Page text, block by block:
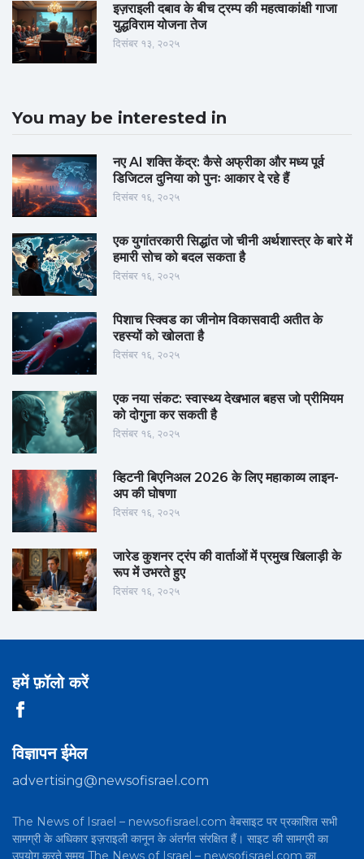
इज़राइली दबाव के बीच ट्रम्प की महत्वाकांक्षी गाजा
युद्धविराम योजना तेज
दिसंबर १३, २०२५
You may be interested in
नए AI शक्ति केंद्र: कैसे अफ्रीका और मध्य पूर्व
डिजिटल दुनिया को पुनः आकार दे रहे हैं
दिसंबर १६, २०२५
एक युगांतरकारी सिद्धांत जो चीनी अर्थशास्त्र के बारे में
हमारी सोच को बदल सकता है
दिसंबर १६, २०२५
पिशाच स्क्विड का जीनोम विकासवादी अतीत के
रहस्यों को खोलता है
दिसंबर १६, २०२५
एक नया संकट: स्वास्थ्य देखभाल बहस जो प्रीमियम
को दोगुना कर सकती है
दिसंबर १६, २०२५
व्हिटनी बिएनिअल 2026 के लिए महाकाव्य लाइन-
अप की घोषणा
दिसंबर १६, २०२५
जारेड कुशनर ट्रंप की वार्ताओं में प्रमुख खिलाड़ी के
रूप में उभरते हुए
दिसंबर १६, २०२५
हमें फ़ॉलो करें
विज्ञापन ईमेल
advertising@newsofisrael.com
The News of Israel – newsofisrael.com वेबसाइट पर प्रकाशित सभी
सामग्री के अधिकार इज़राइली कानून के अंतर्गत संरक्षित हैं। साइट की सामग्री का
उपयोग करते समय The News of Israel – newsofisrael.com का